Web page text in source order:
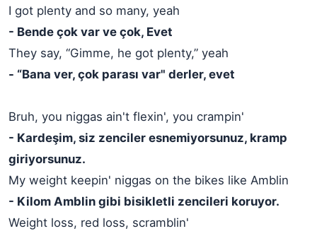
I got plenty and so many, yeah
- Bende çok var ve çok, Evet
They say, “Gimme, he got plenty,” yeah
- “Bana ver, çok parası var" derler, evet
Bruh, you niggas ain't flexin', you crampin'
- Kardeşim, siz zenciler esnemiyorsunuz, kramp
giriyorsunuz.
My weight keepin' niggas on the bikes like Amblin
- Kilom Amblin gibi bisikletli zencileri koruyor.
Weight loss, red loss, scramblin'